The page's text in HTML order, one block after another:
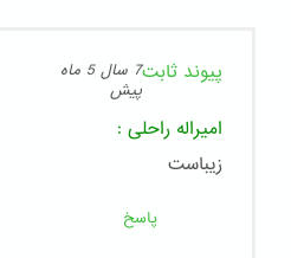
پیوند ثابت
7 سال 5 ماه
پیش
امیراله راحلی :
زیباست
پاسخ